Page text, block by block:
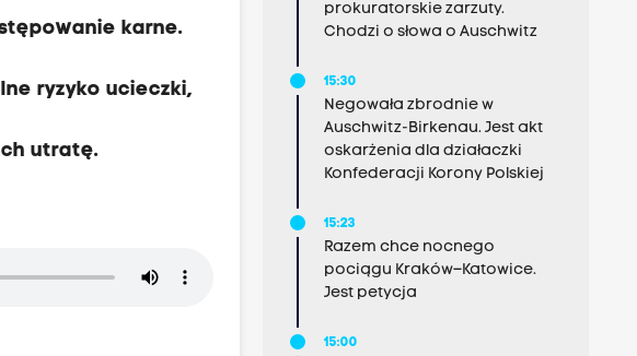
karne.
ryzyko ucieczki,
utratę.
prokuratorskie zarzuty.
Chodzi o słowa o Auschwitz
15:30
Negowała zbrodnie w
Auschwitz-Birkenau. Jest akt
oskarżenia dla działaczki
Konfederacji Korony Polskiej
15:23
Razem chce nocnego
pociągu Kraków–Katowice.
Jest petycja
15:00